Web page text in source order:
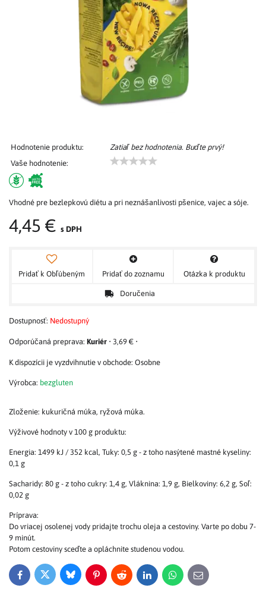
Hodnotenie produktu:
Zatiaľ bez hodnotenia. Buďte prvý!
Vaše hodnotenie:
Vhodné pre bezlepkovú diétu a pri neznášanlivosti pšenice, vajec a sóje.
4,45 € s DPH
Pridať k Obľúbeným Pridať do zoznamu Otázka k produktu
Doručenia
Dostupnosť: Nedostupný
Kuriér • 3,69 € •
Osobne
Výrobca: bezgluten
Zloženie: kukuričná múka, ryžová múka.
Výživové hodnoty v 100 g produktu:
Energia: 1499 kJ / 352 kcal, Tuky: 0,5 g - z toho nasýtené mastné kyseliny:
0,1 g
Sacharidy: 80 g - z toho cukry: 1,4 g, Vláknina: 1,9 g, Bielkoviny: 6,2 g, Soľ:
0,02 g
Príprava:
Do vriacej osolenej vody pridajte trochu oleja a cestoviny. Varte po dobu 7-
9 minút.
Potom cestoviny sceďte a opláchnite studenou vodou.
FacebookTwitter BlueskyPinterestReddit LinkedInWhatsApp
E-
mail